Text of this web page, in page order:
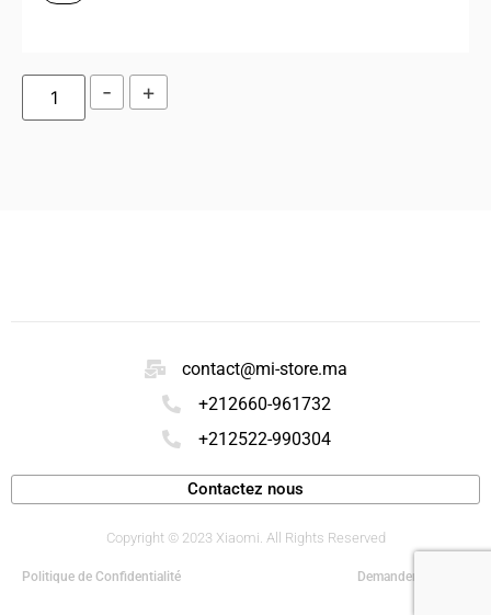
- +
contact@mi-store.ma
+212660-961732
+212522-990304
Contactez nous
Copyright © 2023 Xiaomi. All Rights Reserved
Politique de Confidentialité Demander un devis